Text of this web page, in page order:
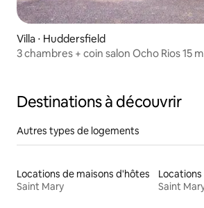
Villa ⋅ Huddersfield
3 chambres + coin salon Ocho Rios 15
Destinations à découvrir
Autres types de logements
Locations de maisons d'hôtes
Saint Mary
Saint